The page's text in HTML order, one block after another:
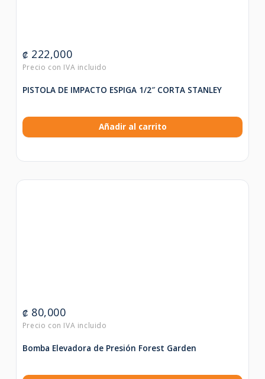
₡ 222,000
PISTOLA DE IMPACTO ESPIGA 1/2″ CORTA STANLEY
Añadir al carrito
₡ 80,000
Bomba Elevadora de Presión Forest Garden